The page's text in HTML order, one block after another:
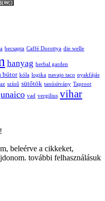
becsapta Caffé Dorottya die welle
hanyag herbal garden
bútor kóla logika navajo taco nyakfájás
színű sütőtök tanúsítvány Taproot
unaico vad vergilius vihar
beleérve a cikkeket,
további felhasználásuk